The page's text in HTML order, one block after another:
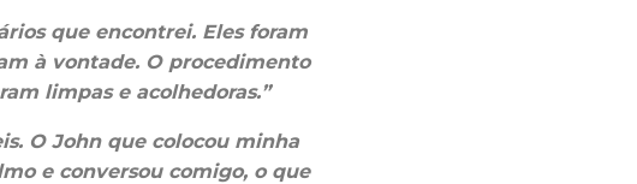
que encontrei. Eles foram
à vontade. O procedimento
limpas e acolhedoras.”
O John que colocou minha
e conversou comigo, o que